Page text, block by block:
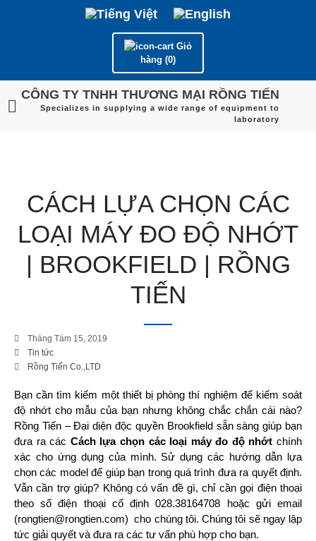
Giỏ
hàng (0)
CÔNG TY TNHH THƯƠNG MẠI RỒNG TIẾN
Specializes in supplying a wide range of equipment to
laboratory
CÁCH LỰA CHỌN CÁC
LOẠI MÁY ĐO ĐỘ NHỚT
| BROOKFIELD | RỒNG
TIẾN
Tháng Tám 15, 2019
Tin tức
Rồng Tiến Co.,LTD
Bạn cần tìm kiếm một thiết bị phòng thí nghiệm để kiếm soát
độ nhớt cho mẫu của bạn nhưng không chắc chắn cái nào?
Rồng Tiến – Đại diện độc quyền Brookfield sẵn sàng giúp bạn
đưa ra các Cách lựa chọn các loại máy đo độ nhớt chính
xác cho ứng dụng của mình. Sử dụng các hướng dẫn lựa
chọn các model để giúp bạn trong quá trình đưa ra quyết định.
Vẫn cần trợ giúp? Không có vấn đề gì, chỉ cần gọi điện thoại
theo số điện thoại cố định 028.38164708 hoặc gửi email
(rongtien@rongtien.com) cho chúng tôi. Chúng tôi sẽ ngay lập
tức giải quyết và đưa ra các tư vấn phù hợp cho bạn.